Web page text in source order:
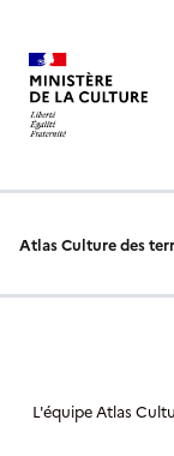
Atlas Culture des
L'équipe Atlas